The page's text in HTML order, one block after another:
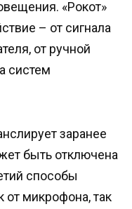
«Рокот»
– от сигнала
от ручной
систем
заранее
быть отключена
способы
от микрофона, так